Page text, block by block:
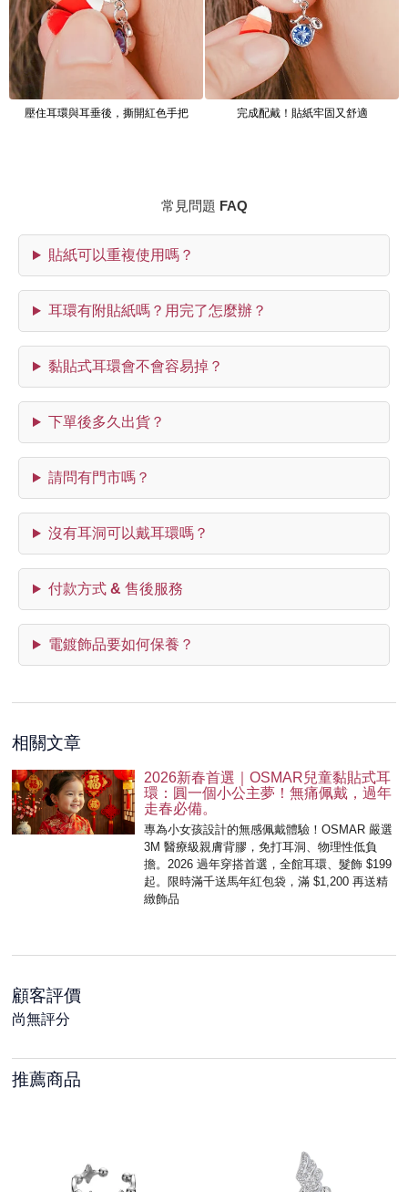
壓住耳環與耳垂後，撕開紅色手把 完成配戴！貼紙牢固又舒適
常見問題 FAQ
貼紙可以重複使用嗎？
耳環有附貼紙嗎？用完了怎麼辦？
黏貼式耳環會不會容易掉？
下單後多久出貨？
請問有門市嗎？
沒有耳洞可以戴耳環嗎？
付款方式 & 售後服務
電鍍飾品要如何保養？
相關文章
2026新春首選｜OSMAR兒童黏貼式耳
環：圓一個小公主夢！無痛佩戴，過年
走春必備。
專為小女孩設計的無感佩戴體驗！OSMAR 嚴選
3M 醫療級親膚背膠，免打耳洞、物理性低負
擔。2026 過年穿搭首選，全館耳環、髮飾 $199
起。限時滿千送馬年紅包袋，滿 $1,200 再送精
緻飾品
顧客評價
尚無評分
推薦商品